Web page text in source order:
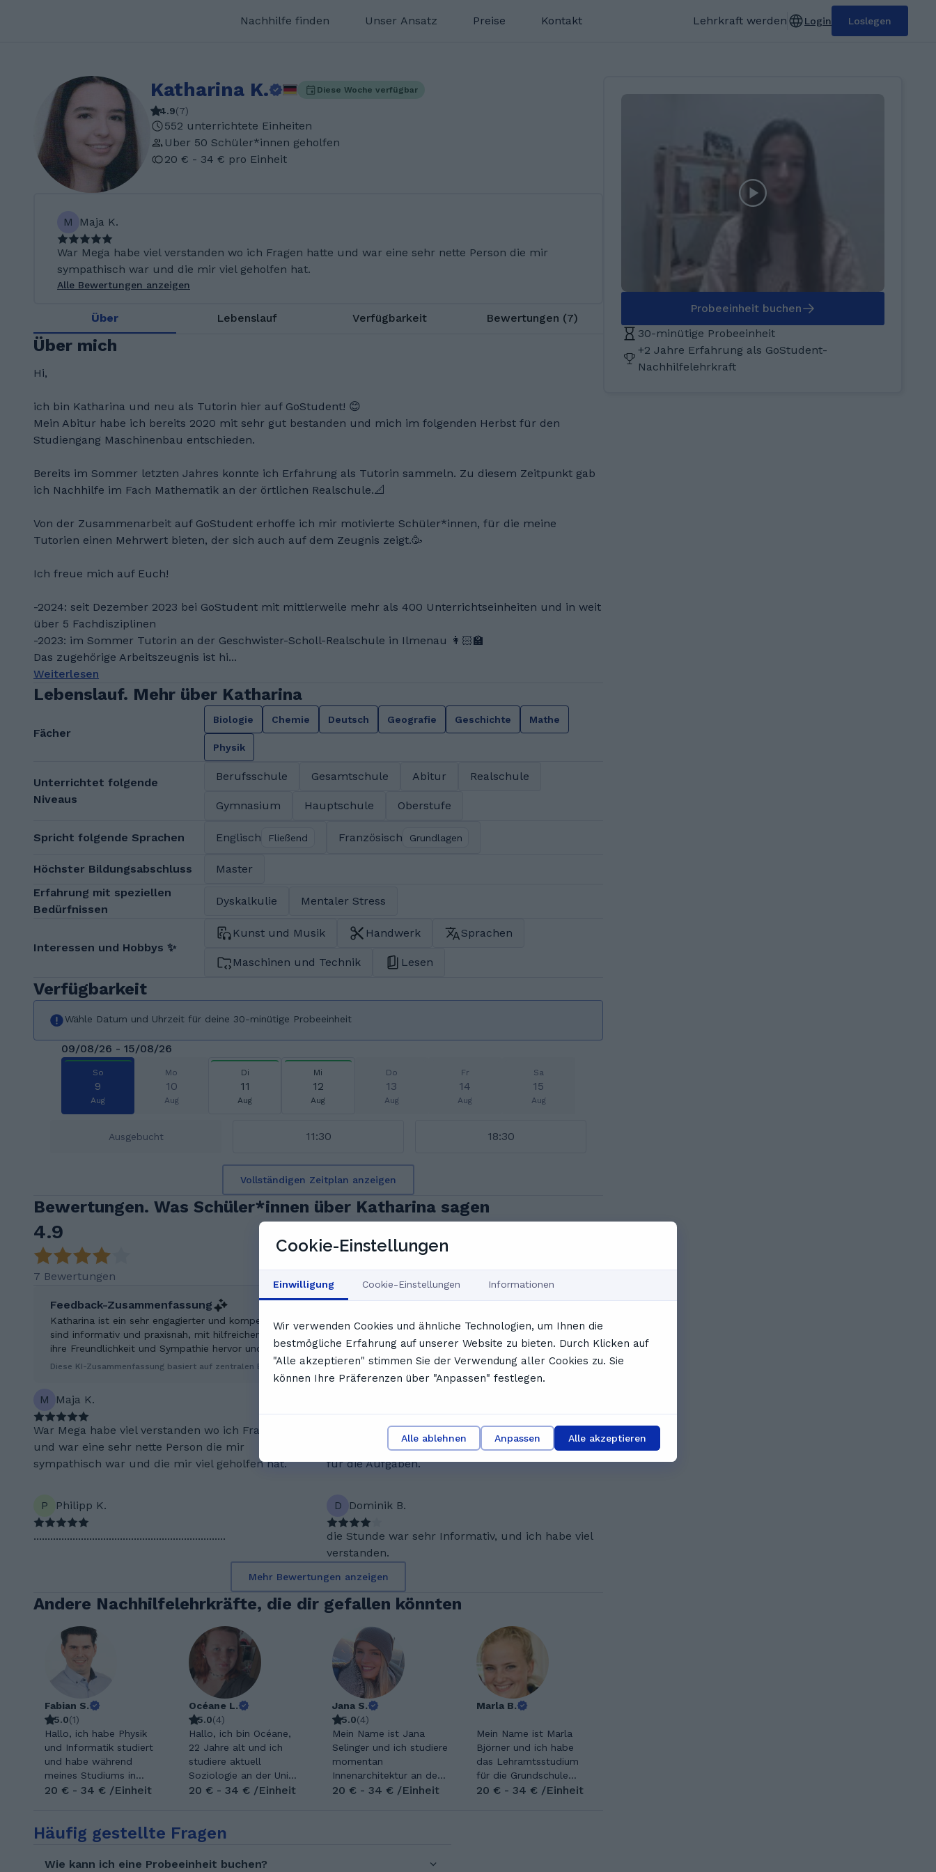
Nachhilfe finden Unser Ansatz Preise Kontakt Lehrkraft werden Login Loslegen
Katharina K. Diese Woche verfügbar
4.9(7)
552 unterrichtete Einheiten
Uber 50 Schüler*innen geholfen
20 € - 34 € pro Einheit
M Maja K.
War Mega habe viel verstanden wo ich Fragen hatte und war eine sehr nette Person die mir
sympathisch war und die mir viel geholfen hat.
Alle Bewertungen anzeigen
Über Lebenslauf Verfügbarkeit Bewertungen (7)
Über mich
Hi,
ich bin Katharina und neu als Tutorin hier auf GoStudent! 😊
Mein Abitur habe ich bereits 2020 mit sehr gut bestanden und mich im folgenden Herbst für den
Studiengang Maschinenbau entschieden.
Bereits im Sommer letzten Jahres konnte ich Erfahrung als Tutorin sammeln. Zu diesem Zeitpunkt gab
ich Nachhilfe im Fach Mathematik an der örtlichen Realschule.📐
Von der Zusammenarbeit auf GoStudent erhoffe ich mir motivierte Schüler*innen, für die meine
Tutorien einen Mehrwert bieten, der sich auch auf dem Zeugnis zeigt.🥳
Ich freue mich auf Euch!
-2024: seit Dezember 2023 bei GoStudent mit mittlerweile mehr als 400 Unterrichtseinheiten und in weit
über 5 Fachdisziplinen
-2023: im Sommer Tutorin an der Geschwister-Scholl-Realschule in Ilmenau 👩🏻‍🏫
Das zugehörige Arbeitszeugnis ist hi...
Weiterlesen
Lebenslauf. Mehr über Katharina
Fächer
Biologie Chemie Deutsch Geografie Geschichte Mathe
Physik
Unterrichtet folgende
Niveaus
Berufsschule Gesamtschule Abitur Realschule
Gymnasium Hauptschule Oberstufe
Spricht folgende Sprachen Englisch Fließend Französisch Grundlagen
Höchster Bildungsabschluss
Master
Erfahrung mit speziellen
Bedürfnissen
Dyskalkulie Mentaler Stress
Interessen und Hobbys ✨
Kunst und Musik Handwerk Sprachen
Maschinen und Technik Lesen
Verfügbarkeit
Wähle Datum und Uhrzeit für deine 30-minütige Probeeinheit
09/08/26 - 15/08/26
So
9
Aug
Mo
10
Aug
Di
11
Aug
Mi
12
Aug
Do
13
Aug
Fr
14
Aug
Sa
15
Aug
Ausgebucht 11:30 18:30
Vollständigen Zeitplan anzeigen
Bewertungen. Was Schüler*innen über Katharina sagen
4.9
7 Bewertungen
Feedback-Zusammenfassung
Katharina ist ein sehr engagierter und kompetenter Tutor, der seine Schüler individuell unterstützt. Ihre Stunden
sind informativ und praxisnah, mit hilfreichen Tipps und Erklärungen, die das Verständnis fördern. Schüler heben
ihre Freundlichkeit und Sympathie hervor und sind begeistert, dass sie am Ende alles
Diese KI-Zusammenfassung basiert auf zentralen Erkenntnissen aus dem Feedback unserer NutzerInnen
M Maja K.
War Mega habe viel verstanden wo ich Fragen hatte
und war eine sehr nette Person die mir
sympathisch war und die mir viel geholfen hat.
Gute Tipps zum Auflösen und Rechnen. Und auch
relevante Sachen angesprochen, die man braucht
für die Aufgaben.
P Philipp K.
.....................................................................
D Dominik B.
die Stunde war sehr Informativ, und ich habe viel
verstanden.
Mehr Bewertungen anzeigen
Andere Nachhilfelehrkräfte, die dir gefallen könnten
Fabian S.
5.0(1)
Hallo, ich habe Physik
und Informatik studiert
und habe während
meines Studiums in
etwa 10 Jahre bei der
Mathe, Phyik und
Informatik gegeben.
Ebenfalls habe ich 3
20 € - 34 € /Einheit
Océane L.
5.0(4)
Hallo, ich bin Océane,
22 Jahre alt und ich
studiere aktuell
Soziologie an der Uni
Mannheim. Ansonsten
Freunden. Ich hab zwei
süße Katzen zuhause
und hätte gern
20 € - 34 € /Einheit
Jana S.
5.0(4)
Mein Name ist Jana
Selinger und ich studiere
momentan
Innenarchitektur an der
Hochschule für Technik
20 € - 34 € /Einheit
Marla B.
Mein Name ist Marla
Björner und ich habe
das Lehramtsstudium
für die Grundschule
absolviert mit den
20 € - 34 € /Einheit
Häufig gestellte Fragen
Wie kann ich eine Probeeinheit buchen?
Probeeinheit buchen
30-minütige Probeeinheit
+2 Jahre Erfahrung als GoStudent-
Nachhilfelehrkraft
Cookie-Einstellungen
Einwilligung Cookie-Einstellungen Informationen
Wir verwenden Cookies und ähnliche Technologien, um Ihnen die
bestmögliche Erfahrung auf unserer Website zu bieten. Durch Klicken auf
"Alle akzeptieren" stimmen Sie der Verwendung aller Cookies zu. Sie
können Ihre Präferenzen über "Anpassen" festlegen.
Alle ablehnen Anpassen Alle akzeptieren